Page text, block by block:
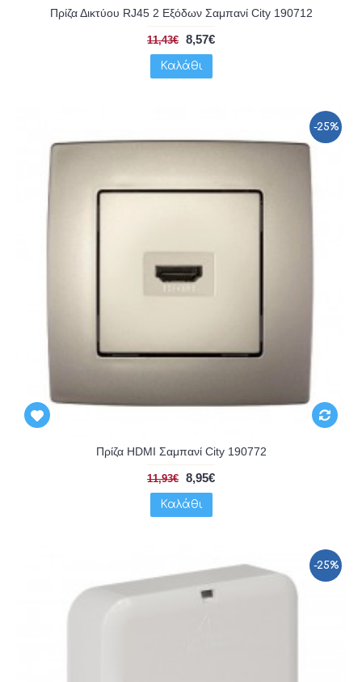
Πρίζα Δικτύου RJ45 2 Εξόδων Σαμπανί City 190712
11,43€ 8,57€
Καλάθι
-25%
Πρίζα HDMI Σαμπανί City 190772
11,93€ 8,95€
Καλάθι
-25%